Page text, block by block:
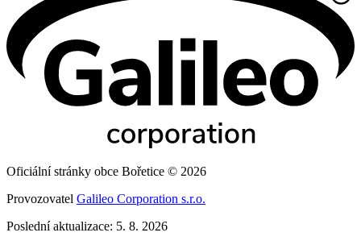
Oficiální stránky obce Bořetice © 2026
Provozovatel Galileo Corporation s.r.o.
Poslední aktualizace: 5. 8. 2026